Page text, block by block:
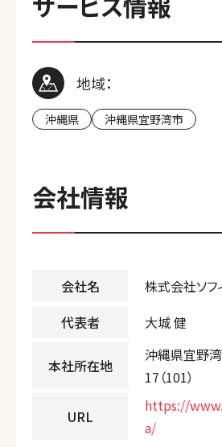
地域：
沖縄県 沖縄県宜野湾市
会社情報
会社名
株式会社ソフ
代表者
大城 健
本社所在地
沖縄県宜野
17（101）
URL
https://
a/